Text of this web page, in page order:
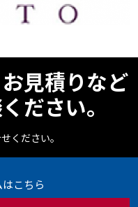
見積りなど
ださい。
ください。
こちら